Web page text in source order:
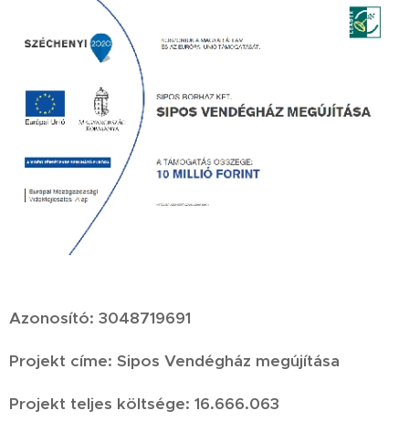
Azonosító: 3048719691
Projekt címe: Sipos Vendégház megújítása
Projekt teljes költsége: 16.666.063